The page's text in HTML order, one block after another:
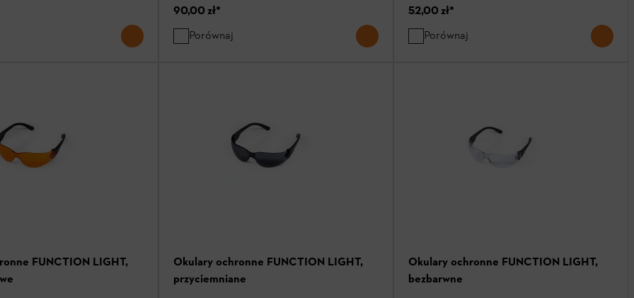
90,00 zł*
Porównaj
52,00 zł*
Porównaj
FUNCTION LIGHT,
Okulary ochronne FUNCTION LIGHT,
przyciemniane
Okulary ochronne FUNCTION LIGHT,
bezbarwne